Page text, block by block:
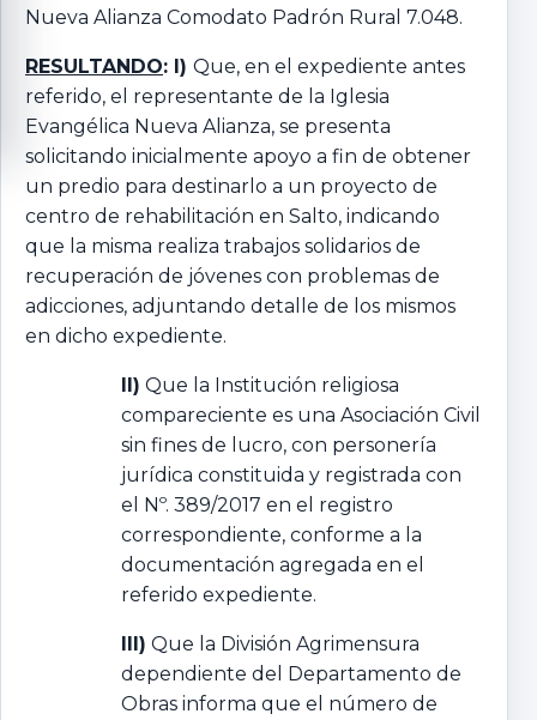
Nueva Alianza Comodato Padrón Rural 7.048.
RESULTANDO: I) Que, en el expediente antes
referido, el representante de la Iglesia
Evangélica Nueva Alianza, se presenta
solicitando inicialmente apoyo a fin de obtener
un predio para destinarlo a un proyecto de
centro de rehabilitación en Salto, indicando
que la misma realiza trabajos solidarios de
recuperación de jóvenes con problemas de
adicciones, adjuntando detalle de los mismos
en dicho expediente.
II) Que la Institución religiosa
compareciente es una Asociación Civil
sin fines de lucro, con personería
jurídica constituida y registrada con
el Nº. 389/2017 en el registro
correspondiente, conforme a la
documentación agregada en el
referido expediente.
III) Que la División Agrimensura
dependiente del Departamento de
Obras informa que el número de